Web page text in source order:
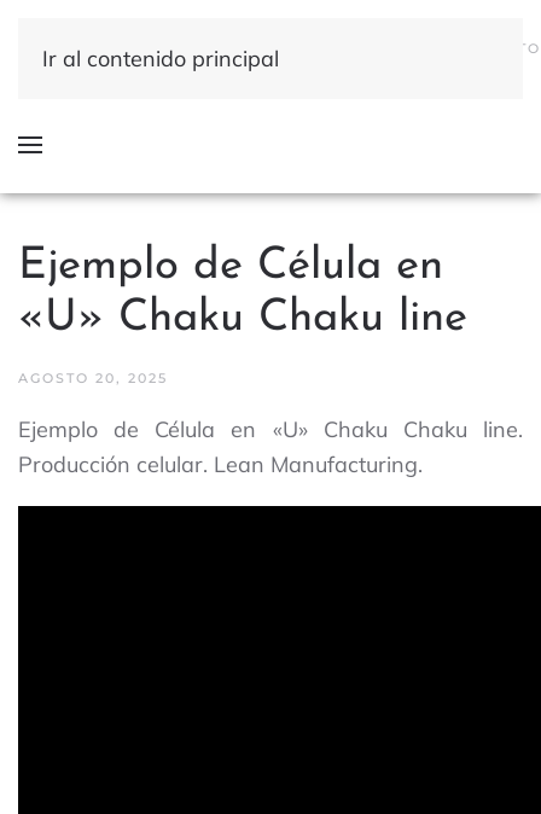
Ir al contenido principal
INICIO
HACEMOSHACEMOSSOMOS
CONTACTO
Ejemplo de Célula en
«U» Chaku Chaku line
AGOSTO 20, 2025
Ejemplo de Célula en «U» Chaku Chaku line.
Producción celular. Lean Manufacturing.